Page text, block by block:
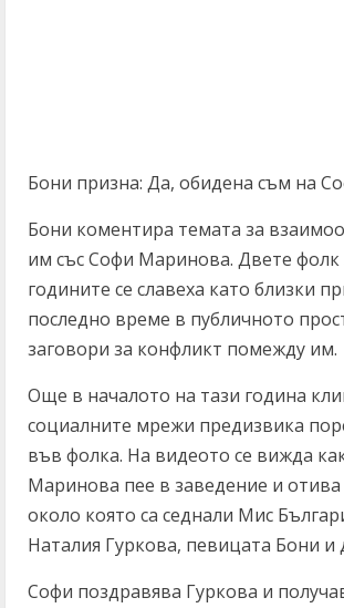
Бони призна: Да, обидена съм на
Бони коментира темата за
им със Софи Маринова. Двете фолк
годините се славеха като близки
последно време в публичното
заговори за конфликт помежду им.
Още в началото на тази година
социалните мрежи предизвика
във фолка. На видеото се вижда
Маринова пее в заведение и отива
около която са седнали Мис
Наталия Гуркова, певицата Бони и
Софи поздравява Гуркова и